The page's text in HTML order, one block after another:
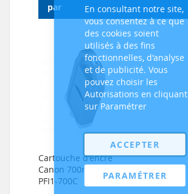
En consultant notre site,
vous consentez à ce que
des cookies soient
utilisés à des fins
fonctionnelles, d'analyse
et de publicité. Vous
pouvez choisir les
Autorisations en cliquant
sur Paramétrer
ACCEPTER
PARAMÉTRER
par
Cartouche d'encre
Canon 700ml: Cyan
PFI1-700C